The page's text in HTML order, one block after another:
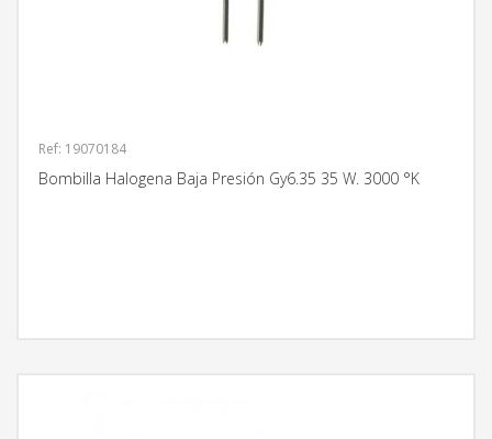
Ref: 19070184
Bombilla Halogena Baja Presión Gy6.35 35 W. 3000 °K